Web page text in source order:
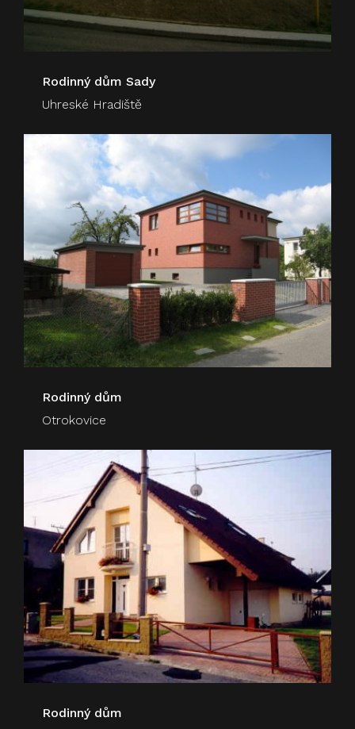
Rodinný dům Sady
Uhreské Hradiště
Rodinný dům
Otrokovice
Rodinný dům